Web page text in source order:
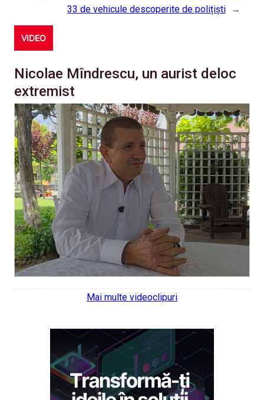
33 de vehicule descoperite de polițiști
→
VIDEO
Nicolae Mîndrescu, un aurist deloc
extremist
Mai multe videoclipuri